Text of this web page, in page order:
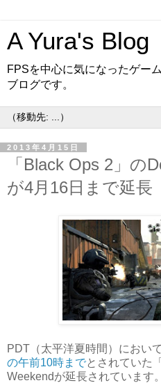
A Yura's Blog
FPSを中心に気になったゲー
ブログです。
2013年4月15日
「Black Ops 2」の
が4月16日まで延長
PDT（太平洋夏時間）において
の午前10時までとされていた
Weekendが延長されています。